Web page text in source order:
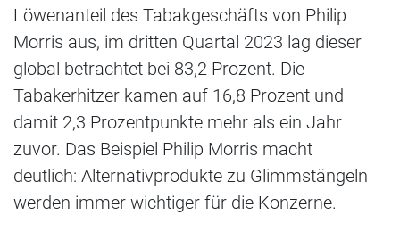
Löwenanteil des Tabakgeschäfts von Philip
Morris aus, im dritten Quartal 2023 lag dieser
global betrachtet bei 83,2 Prozent. Die
Tabakerhitzer kamen auf 16,8 Prozent und
damit 2,3 Prozentpunkte mehr als ein Jahr
zuvor. Das Beispiel Philip Morris macht
deutlich: Alternativprodukte zu Glimmstängeln
werden immer wichtiger für die Konzerne.